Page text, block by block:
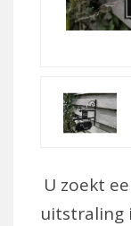
U zoekt
uitstraling